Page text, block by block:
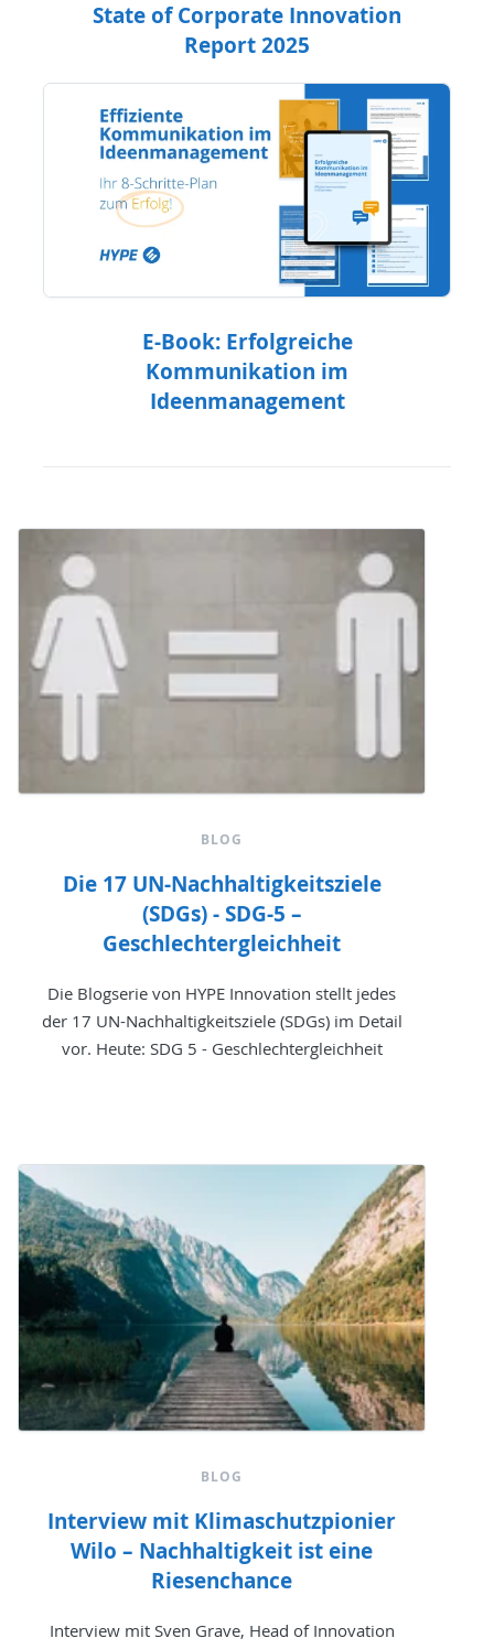
State of Corporate Innovation
Report 2025
E-Book: Erfolgreiche
Kommunikation im
Ideenmanagement
BLOG
Die 17 UN-Nachhaltigkeitsziele
(SDGs) - SDG-5 –
Geschlechtergleichheit
Die Blogserie von HYPE Innovation stellt jedes
der 17 UN-Nachhaltigkeitsziele (SDGs) im Detail
vor. Heute: SDG 5 - Geschlechtergleichheit
BLOG
Interview mit Klimaschutzpionier
Wilo – Nachhaltigkeit ist eine
Riesenchance
Interview mit Sven Grave, Head of Innovation